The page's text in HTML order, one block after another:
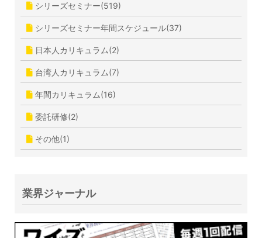
シリーズセミナー(519)
シリーズセミナー年間スケジュール(37)
日本人カリキュラム(2)
台湾人カリキュラム(7)
年間カリキュラム(16)
委託研修(2)
その他(1)
業界ジャーナル